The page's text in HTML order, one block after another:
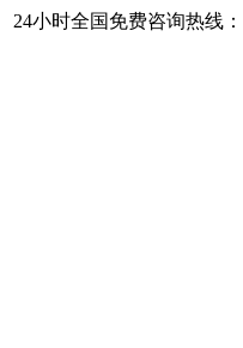
24小时全国免费咨询热线：